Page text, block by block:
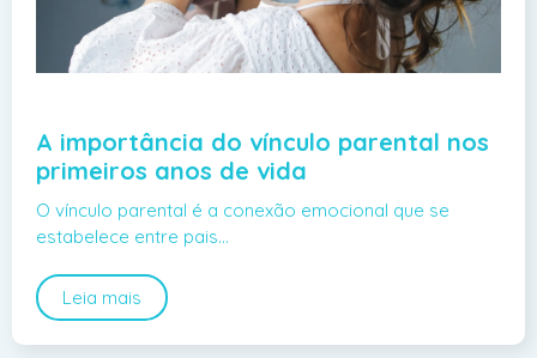
A importância do vínculo parental nos
primeiros anos de vida
O vínculo parental é a conexão emocional que se
estabelece entre pais…
Leia mais